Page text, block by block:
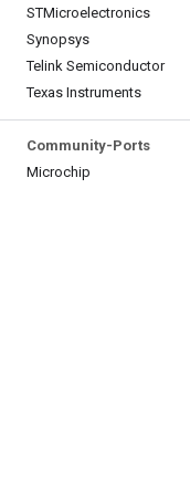
STMicroelectronics
Synopsys
Telink Semiconductor
Texas Instruments
Community-Ports
Microchip